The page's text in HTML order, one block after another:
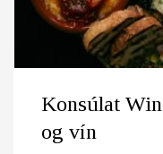
Konsúlat
og vín